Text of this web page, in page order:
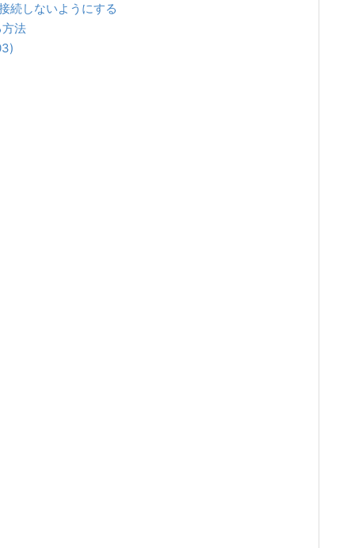
続しないようにする
法